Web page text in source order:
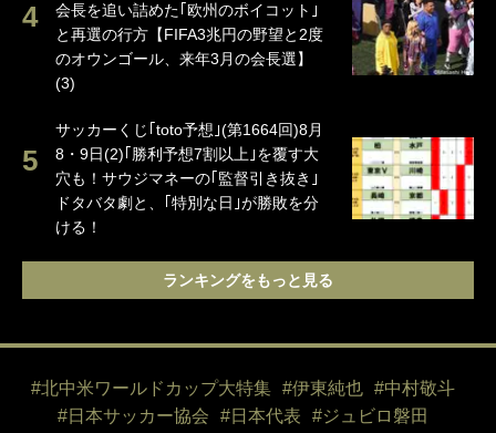
会長を追い詰めた｢欧州のボイコット｣
と再選の行方【FIFA3兆円の野望と2度
のオウンゴール、来年3月の会長選】
(3)
サッカーくじ｢toto予想｣(第1664回)8月
8・9日(2)｢勝利予想7割以上｣を覆す大
穴も！サウジマネーの｢監督引き抜き｣
ドタバタ劇と、｢特別な日｣が勝敗を分
ける！
ランキングをもっと見る
#北中米ワールドカップ大特集 #伊東純也
#中村敬斗
#日本サッカー協会
#日本代表
#ジュビロ磐田